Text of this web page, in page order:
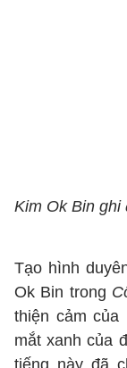
Kim Ok Bin ghi
Tạo hình
Ok Bin trong
thiện cảm
mắt xanh của
tiếng này đã